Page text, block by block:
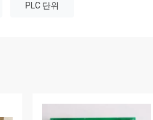
PLC 단위